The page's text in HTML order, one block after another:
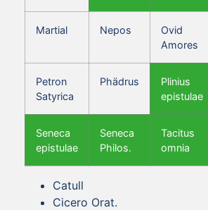
Martial Nepos
Ovid
Amores
Petron
Satyrica
Phädrus
Plinius
epistulae
Seneca
epistulae
Seneca
Philos.
Tacitus
omnia
Catull
Cicero Orat.